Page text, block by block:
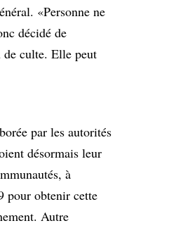
«Personne ne
décidé de
de culte. Elle peut
par les autorités
désormais leur
à
pour obtenir cette
Autre